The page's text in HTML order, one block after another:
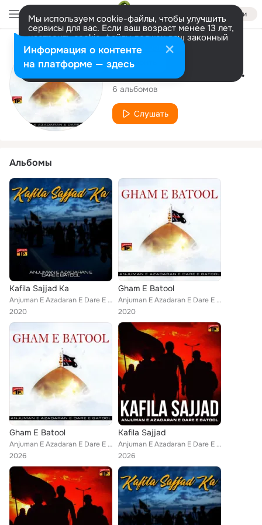
Войти
Мы используем cookie-файлы, чтобы улучшить
сервисы для вас. Если ваш возраст менее 13 лет,
настроить cookie-файлы должен ваш законный
представитель. Больше информации
Разрешить все Настроить
Исполнитель
Anjuman E Azadaran E Dare E Batool
6 альбомов
Слушать
Альбомы
Kafila Sajjad Ka
Anjuman E Azadaran E Dare E Batool
2020
Gham E Batool
Anjuman E Azadaran E Dare E Batool
2020
Gham E Batool
Anjuman E Azadaran E Dare E Batool
2026
Kafila Sajjad
Anjuman E Azadaran E Dare E Batool
2026
Информация о контенте
на платформе — здесь